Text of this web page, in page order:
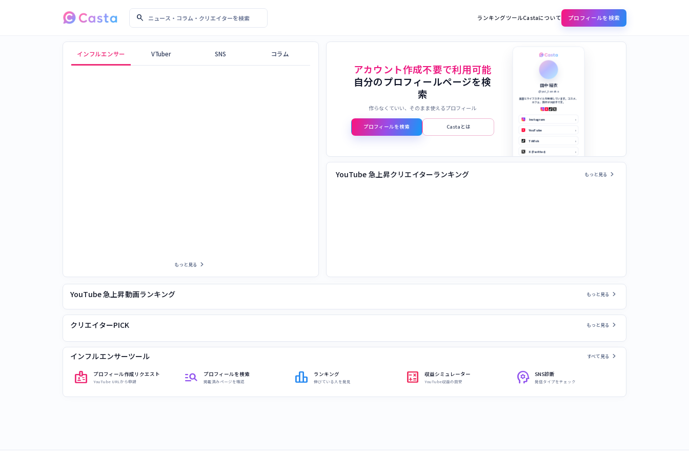
search
ニュース・コラム・クリエイターを検索
ランキング ツールCastaについて プロフィールを検索
Castaメディア
インフルエンサー VTuber SNS コラム
もっと見る chevron_right
アカウント作成不要で利用可能
自分のプロフィールページを検
索
作らなくていい、そのまま使えるプロフィール
プロフィールを検索 Castaとは
田中 結衣
@yui_tanaka
美容とライフスタイルを発信しています。コスメ、
カフェ、旅行が大好きです。
Instagram ›
YouTube ›
TikTok ›
X (Twitter) ›
公式サイト ›
YouTube 急上昇クリエイターランキング もっと見る chevron_right
YouTube 急上昇動画ランキング もっと見る chevron_right
クリエイターPICK もっと見る chevron_right
インフルエンサーツール すべて見る chevron_right
badge プロフィール作成リクエスト
YouTube URLから申請 manage_search プロフィールを検索
掲載済みページを確認 leaderboard ランキング
伸びている人を発見 calculate 収益シミュレーター
YouTube収益の目安 psychology SNS診断
発信タイプをチェック